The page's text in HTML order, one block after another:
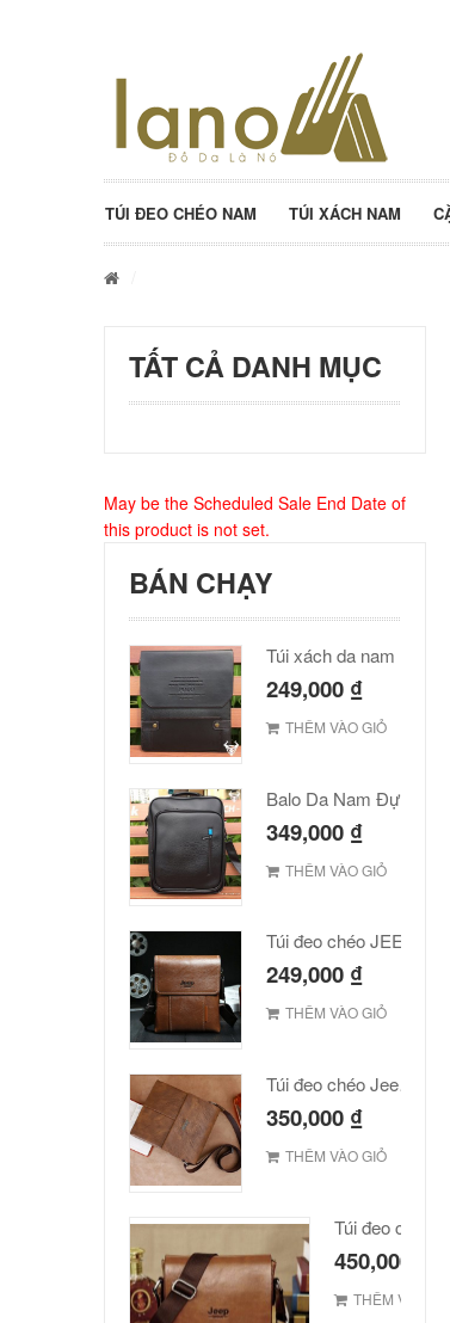
TÚI ĐEO CHÉO NAM TÚI XÁCH NAM
TẤT CẢ DANH MỤC
May be the Scheduled Sale End Date of
this product is not set.
BÁN CHẠY
249,000 ₫
THÊM VÀO GIỎ
Balo Da Nam Đựng Laptop Đẹp Giá Rẻ
349,000 ₫
THÊM VÀO GIỎ
249,000 ₫
THÊM VÀO GIỎ
Túi đeo chéo Jeep giá rẻ JR03
350,000 ₫
THÊM VÀO GIỎ
Túi đeo chéo
450,000
THÊM VÀO GIỎ